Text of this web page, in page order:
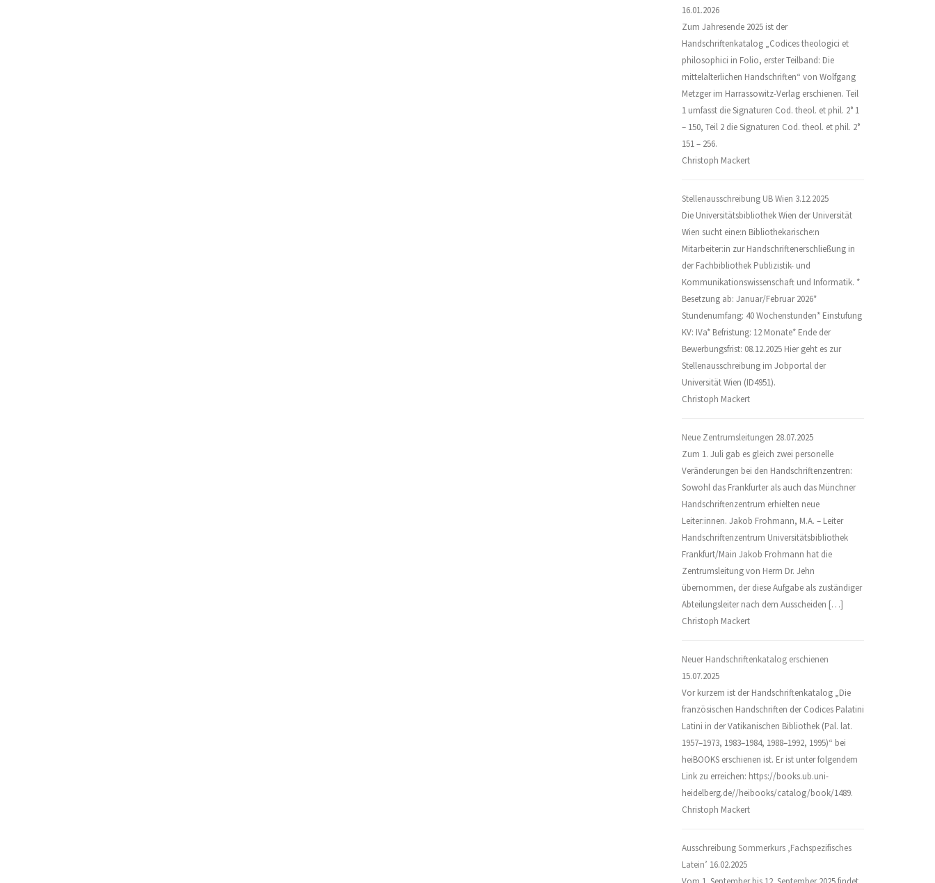
16.01.2026
Zum Jahresende 2025 ist der
Handschriftenkatalog „Codices theologici et
philosophici in Folio, erster Teilband: Die
mittelalterlichen Handschriften“ von Wolfgang
Metzger im Harrassowitz-Verlag erschienen. Teil
1 umfasst die Signaturen Cod. theol. et phil. 2° 1
– 150, Teil 2 die Signaturen Cod. theol. et phil. 2°
151 – 256.
Christoph Mackert
Stellenausschreibung UB Wien 3.12.2025
Die Universitätsbibliothek Wien der Universität
Wien sucht eine:n Bibliothekarische:n
Mitarbeiter:in zur Handschriftenerschließung in
der Fachbibliothek Publizistik- und
Kommunikationswissenschaft und Informatik. *
Besetzung ab: Januar/Februar 2026*
Stundenumfang: 40 Wochenstunden* Einstufung
KV: IVa* Befristung: 12 Monate* Ende der
Bewerbungsfrist: 08.12.2025 Hier geht es zur
Stellenausschreibung im Jobportal der
Universität Wien (ID4951).
Christoph Mackert
Neue Zentrumsleitungen 28.07.2025
Zum 1. Juli gab es gleich zwei personelle
Veränderungen bei den Handschriftenzentren:
Sowohl das Frankfurter als auch das Münchner
Handschriftenzentrum erhielten neue
Leiter:innen. Jakob Frohmann, M.A. – Leiter
Handschriftenzentrum Universitätsbibliothek
Frankfurt/Main Jakob Frohmann hat die
Zentrumsleitung von Herrn Dr. Jehn
übernommen, der diese Aufgabe als zuständiger
Abteilungsleiter nach dem Ausscheiden […]
Christoph Mackert
Neuer Handschriftenkatalog erschienen
15.07.2025
Vor kurzem ist der Handschriftenkatalog „Die
französischen Handschriften der Codices Palatini
Latini in der Vatikanischen Bibliothek (Pal. lat.
1957–1973, 1983–1984, 1988–1992, 1995)“ bei
heiBOOKS erschienen ist. Er ist unter folgendem
Link zu erreichen: https://books.ub.uni-
heidelberg.de//heibooks/catalog/book/1489.
Christoph Mackert
Ausschreibung Sommerkurs ‚Fachspezifisches
Latein’ 16.02.2025